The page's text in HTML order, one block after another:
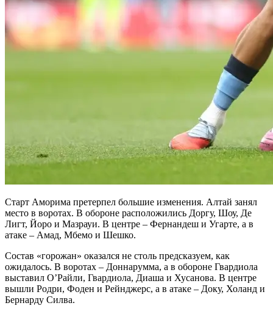
Старт Аморима претерпел большие изменения. Алтай занял
место в воротах. В обороне расположились Доргу, Шоу, Де
Лигт, Йоро и Мазрауи. В центре – Фернандеш и Угарте, а в
атаке – Амад, Мбемо и Шешко.
Состав «горожан» оказался не столь предсказуем, как
ожидалось. В воротах – Доннарумма, а в обороне Гвардиола
выставил О’Райли, Гвардиола, Диаша и Хусанова. В центре
вышли Родри, Фоден и Рейнджерс, а в атаке – Доку, Холанд и
Бернарду Силва.